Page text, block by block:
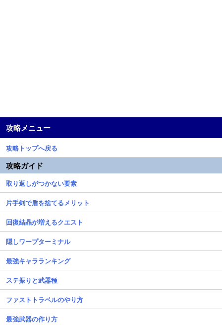
攻略メニュー
攻略トップへ戻る
攻略ガイド
取り返しがつかない要素
片手剣で盾を捨てるメリット
回復結晶が増えるクエスト
隠しワープターミナル
最強キャラランキング
ステ振りと武器種
ファストトラベルのやり方
最強武器の作り方